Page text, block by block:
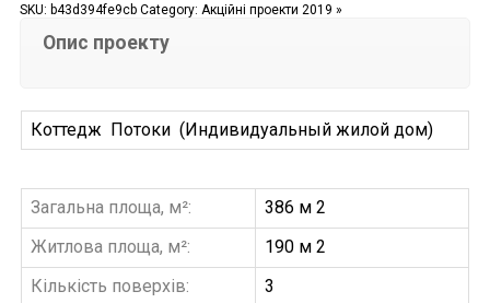
SKU: b43d394fe9cb Category: Акційні проекти 2019 »
Опис проекту
Коттедж Потоки (Индивидуальный жилой дом)
Загальна площа, м²:
386 м 2
Житлова площа, м²:
190 м 2
Кількість поверхів:
3